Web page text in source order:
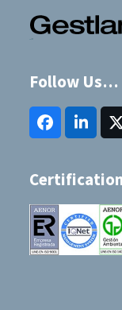
Follow Us…
Facebook